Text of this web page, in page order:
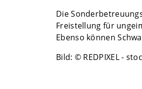
Die
Freistellung für
Ebenso können
Bild: © REDPIXEL -